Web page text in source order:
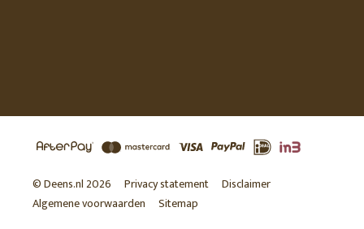
© Deens.nl 2026 Privacy statement
Disclaimer
Algemene voorwaarden
Sitemap